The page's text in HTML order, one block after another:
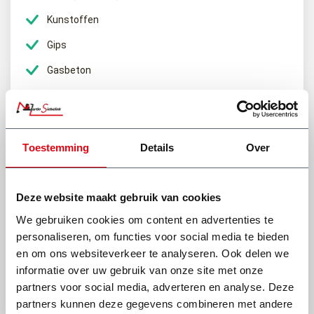
Toestemming Details Over
Deze website maakt gebruik van cookies
We gebruiken cookies om content en advertenties te
personaliseren, om functies voor social media te bieden
en om ons websiteverkeer te analyseren. Ook delen we
informatie over uw gebruik van onze site met onze
partners voor social media, adverteren en analyse. Deze
partners kunnen deze gegevens combineren met andere
Als Besteller bent u verantwoordelijk voor het afval in de
container. Dus bijvoorbeeld ook als iemand anders er afval in
verantwoordelijk. Voor het veilig vervoeren van de container, mag
u de container niet hoger laden dan 20 cm boven de rand. Ook
mag er geen afval uitsteken aan de voor- zij- en achterkant.
Kunstoffen
Gips
Gasbeton
Koelkast en vriezer (meerprijs €30,- p/st)
(0318) 46 37 40
Stel je vraag aan Dick
Bekijk onze andere type afvalcontainers